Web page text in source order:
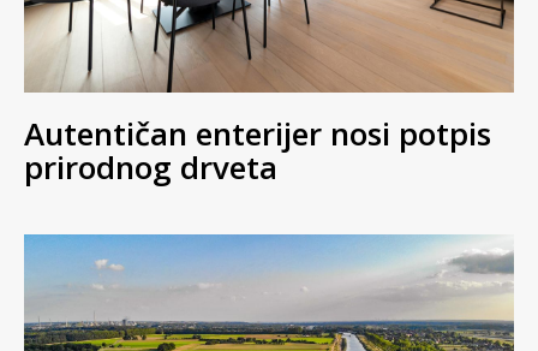
Autentičan enterijer nosi potpis
prirodnog drveta